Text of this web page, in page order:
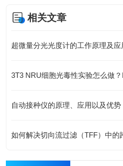
相关文章
超微量分光光度计的工作原理及应
自动接种仪的原理、应用以及优势